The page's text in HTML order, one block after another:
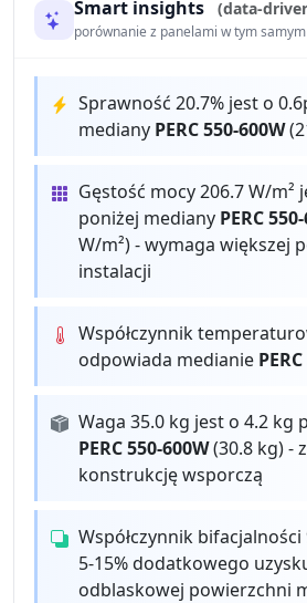
Smart insights (data-
porównanie z panelami w tym
Sprawność 20.7% jest o
mediany PERC 550-600W
Gęstość mocy 206.7 W/m²
poniżej mediany PERC
W/m²) - wymaga większej
instalacji
Współczynnik
odpowiada medianie
Waga 35.0 kg jest o 4.2 kg
PERC 550-600W(30.8 kg) -
konstrukcję wsporczą
Współczynnik
5-15% dodatkowego
odblaskowej powierzchni